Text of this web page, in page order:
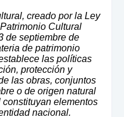
creado por la Ley
Cultural
de septiembre de
de patrimonio
las políticas
protección y
las obras, conjuntos
o de origen natural
elementos
nacional.